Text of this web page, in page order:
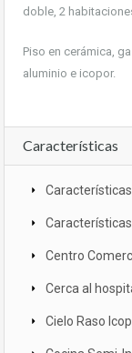
doble, 2
Piso en cerámica,
aluminio e icopor.
Características
Centro
Cerca al
Cielo Raso